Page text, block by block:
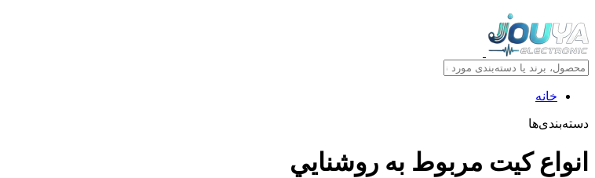
خانه
دسته‌بندی‌ها
انواع کيت مربوط به روشنايي